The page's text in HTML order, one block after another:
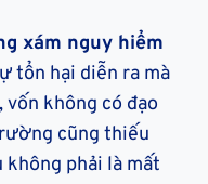
xám nguy hiểm
tổn hại diễn ra mà
không có đạo
cũng thiếu
không phải là mất